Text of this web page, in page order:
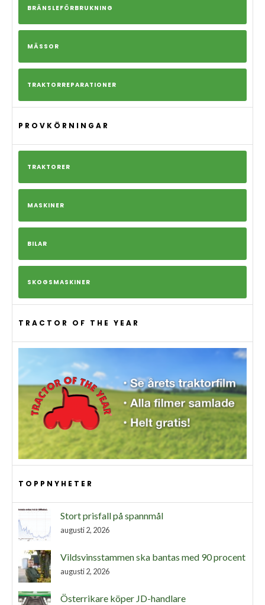
BRÄNSLEFÖRBRUKNING
MÄSSOR
TRAKTORREPARATIONER
PROVKÖRNINGAR
TRAKTORER
MASKINER
BILAR
SKOGSMASKINER
TRACTOR OF THE YEAR
TOPPNYHETER
Stort prisfall på spannmål
augusti 2, 2026
Vildsvinsstammen ska bantas med 90 procent
augusti 2, 2026
Österrikare köper JD-handlare